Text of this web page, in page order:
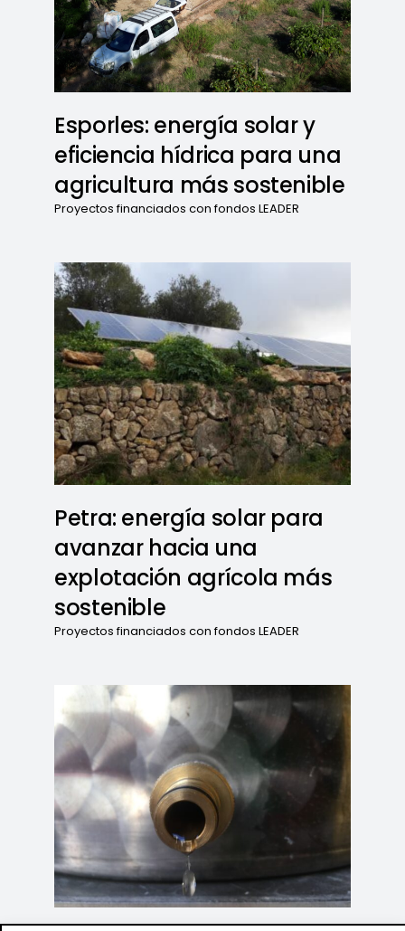
Esporles: energía solar y
eficiencia hídrica para una
agricultura más sostenible
Proyectos financiados con fondos LEADER
Petra: energía solar para
avanzar hacia una
explotación agrícola más
sostenible
Proyectos financiados con fondos LEADER